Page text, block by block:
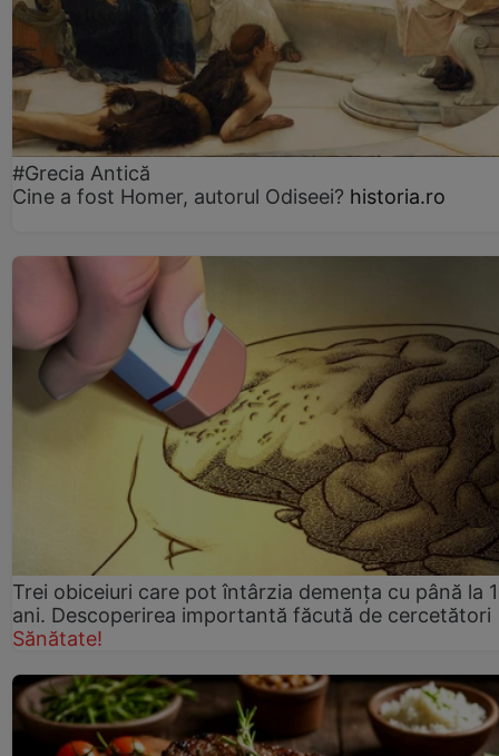
#Grecia Antică
Cine a fost Homer, autorul Odiseei? historia.ro
Trei obiceiuri care pot întârzia demența cu până la
ani. Descoperirea importantă făcută de cercetători
Sănătate!